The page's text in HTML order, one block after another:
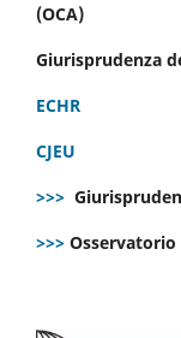
(OCA)
Giurisprudenza
ECHR
CJEU
>>>
>>> Osservatorio